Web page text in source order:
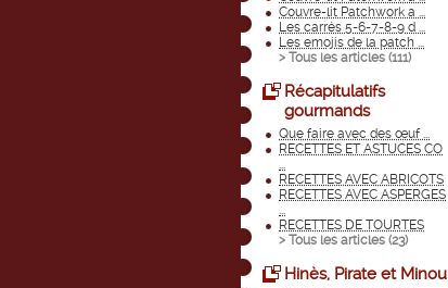
Couvre-lit Patchwork a ...
Les carrés 5-6-7-8-9 d ...
Les emojis de la patch ...
> Tous les articles (111)
Récapitulatifs
gourmands
Que faire avec des œuf ...
RECETTES ET ASTUCES CO
...
RECETTES AVEC ABRICOTS
RECETTES AVEC ASPERGES
...
RECETTES DE TOURTES
> Tous les articles (23)
Hinès, Pirate et Minou